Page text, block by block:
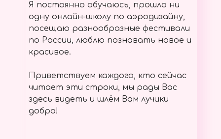
Я постоянно обучаюсь, прошла ни
одну онлайн-школу по аэродизайну,
посещаю разнообразные фестивали
по России, люблю познавать новое и
красивое.
Приветствуем каждого, кто сейчас
читает эти строки, мы рады Вас
здесь видеть и шлём Вам лучики
добра!